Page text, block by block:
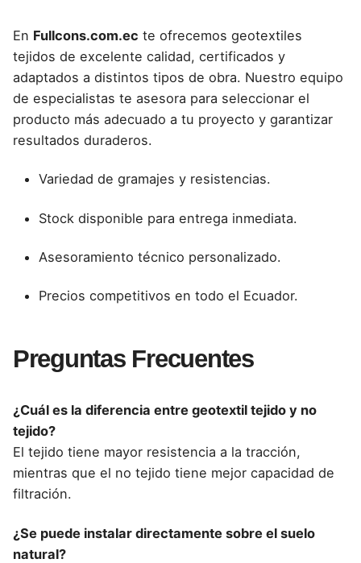
En Fullcons.com.ec te ofrecemos geotextiles
tejidos de excelente calidad, certificados y
adaptados a distintos tipos de obra. Nuestro equipo
de especialistas te asesora para seleccionar el
producto más adecuado a tu proyecto y garantizar
resultados duraderos.
Variedad de gramajes y resistencias.
Stock disponible para entrega inmediata.
Asesoramiento técnico personalizado.
Precios competitivos en todo el Ecuador.
Preguntas Frecuentes
¿Cuál es la diferencia entre geotextil tejido y no
tejido?
El tejido tiene mayor resistencia a la tracción,
mientras que el no tejido tiene mejor capacidad de
filtración.
¿Se puede instalar directamente sobre el suelo
natural?